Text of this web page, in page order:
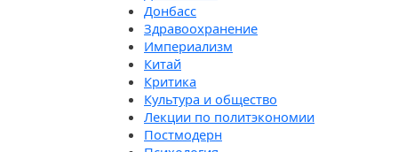
Донбасс
Здравоохранение
Империализм
Китай
Критика
Культура и общество
Лекции по политэкономии
Постмодерн